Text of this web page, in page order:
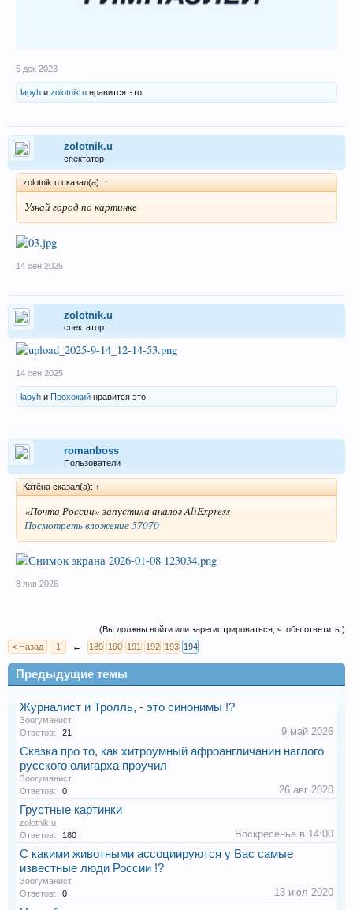
5 дек 2023
lapyh и zolotnik.u нравится это.
zolotnik.u
спектатор
zolotnik.u сказал(а): ↑
Узнай город по картинке
14 сен 2025
zolotnik.u
спектатор
14 сен 2025
lapyh и Прохожий нравится это.
romanboss
Пользователи
Катёна сказал(а): ↑
«Почта России» запустила аналог AliExpress
Посмотреть вложение 57070
8 янв 2026
(Вы должны войти или зарегистрироваться, чтобы ответить.)
< Назад
1 ← 189 190 191 192 193 194
Предыдущие темы
Журналист и Тролль, - это синонимы !?
Зоогуманист
Ответов:
21 9 май 2026
Сказка про то, как хитроумный афроангличанин наглого
русского олигарха проучил
Зоогуманист
Ответов:
0 26 авг 2020
Грустные картинки
zolotnik.u
Ответов:
180 Воскресенье в 14:00
С какими животными ассоциируются у Вас самые
известные люди России !?
Зоогуманист
Ответов:
0 13 июл 2020